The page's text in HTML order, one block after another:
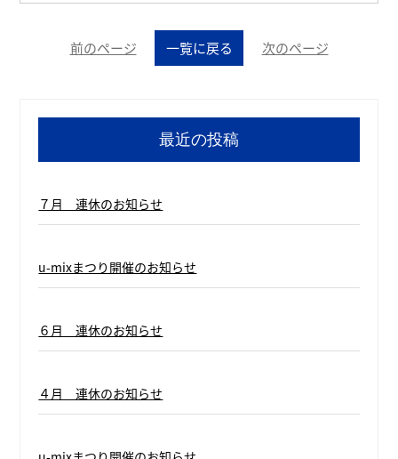
前のページ 一覧に戻る 次のページ
最近の投稿
７月 連休のお知らせ
u-mixまつり開催のお知らせ
６月 連休のお知らせ
４月 連休のお知らせ